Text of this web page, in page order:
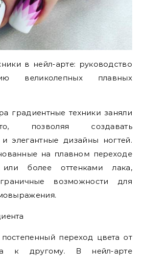
в нейл-арте: руководство
великолепных плавных
градиентные техники заняли
позволяя создавать
элегантные дизайны ногтей.
на плавном переходе
более оттенками лака,
возможности для
переход цвета от
к другому. В нейл-арте